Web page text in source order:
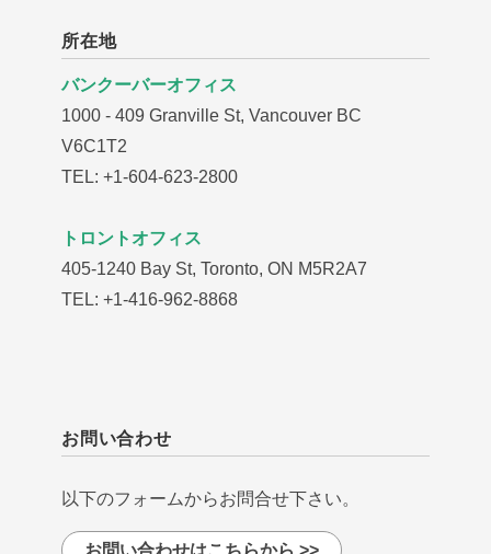
所在地
バンクーバーオフィス
1000 - 409 Granville St, Vancouver BC
V6C1T2
TEL: +1-604-623-2800
トロントオフィス
405-1240 Bay St, Toronto, ON M5R2A7
TEL: +1-416-962-8868
お問い合わせ
以下のフォームからお問合せ下さい。
お問い合わせはこちらから >>